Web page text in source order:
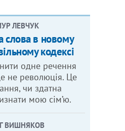
ЛЕВЧУК
слова в новому
кодексі
одне речення
не революція. Це
чи здатна
мою сім’ю.
ВИШНЯКОВ